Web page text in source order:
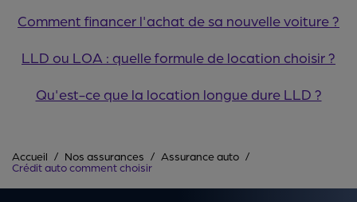
Comment financer l'achat de sa nouvelle voiture ?
LLD ou LOA : quelle formule de location choisir ?
Qu'est-ce que la location longue dure LLD ?
Accueil Nos assurances
Assurance auto
Crédit auto comment choisir